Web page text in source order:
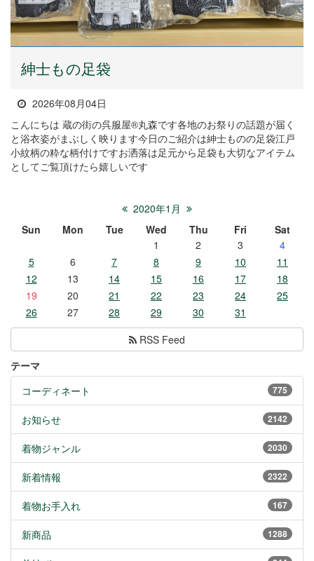
紳士もの足袋
2026年08月04日
こんにちは 蔵の街の呉服屋®丸森です各地のお祭りの話題が届く
と浴衣姿がまぶしく映ります今日のご紹介は紳士ものの足袋江戸
小紋柄の粋な柄付けですお洒落は足元から足袋も大切なアイテム
としてご覧頂けたら嬉しいです
2020年1月
Sun
Mon Tue Wed Thu Fri
Sat
1
2 3
4
5
6 7 8 9 10
11
12
13 14 15 16 17
18
19
20 21 22 23 24
25
26
27 28 29 30
31
RSS Feed
テーマ
775
コーディネート
2142
お知らせ
2030
着物ジャンル
2322
新着情報
167
着物お手入れ
1288
新商品